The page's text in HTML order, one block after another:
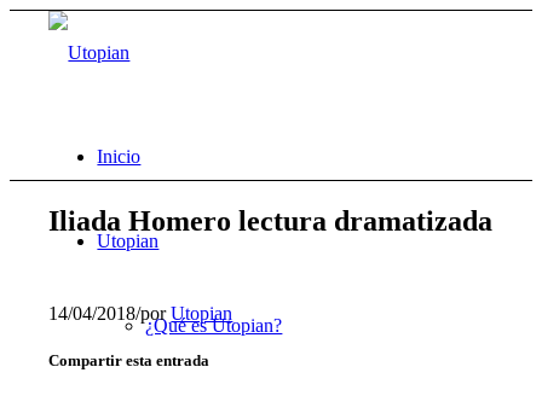
Inicio
Utopian
¿Qué es Utopian?
Iliada Homero lectura dramatizada
14/04/2018/porUtopian
Compartir esta entrada